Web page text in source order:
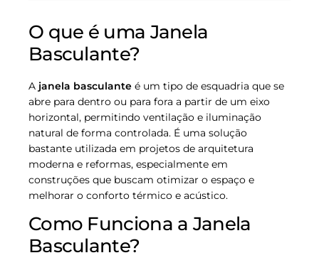
O que é uma Janela
Basculante?
A janela basculante é um tipo de esquadria que se
abre para dentro ou para fora a partir de um eixo
horizontal, permitindo ventilação e iluminação
natural de forma controlada. É uma solução
bastante utilizada em projetos de arquitetura
moderna e reformas, especialmente em
construções que buscam otimizar o espaço e
melhorar o conforto térmico e acústico.
Como Funciona a Janela
Basculante?